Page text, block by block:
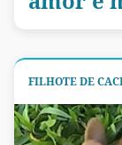
FILHOTE DE